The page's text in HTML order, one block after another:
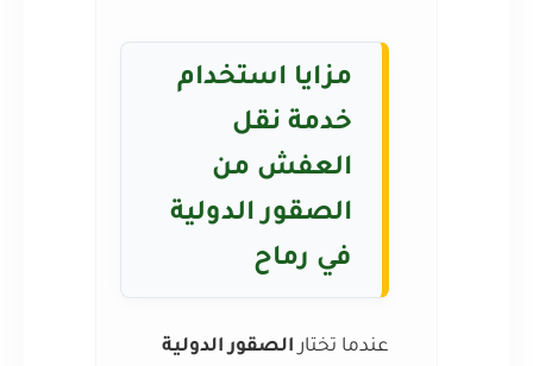
مزايا استخدام
خدمة نقل
العفش من
الصقور الدولية
في رماح
عندما تختار الصقور الدولية